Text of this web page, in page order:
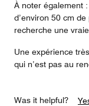
À noter également
d’environ 50 cm
recherche une
Une expérience
qui n’est pas au
Was it helpful?